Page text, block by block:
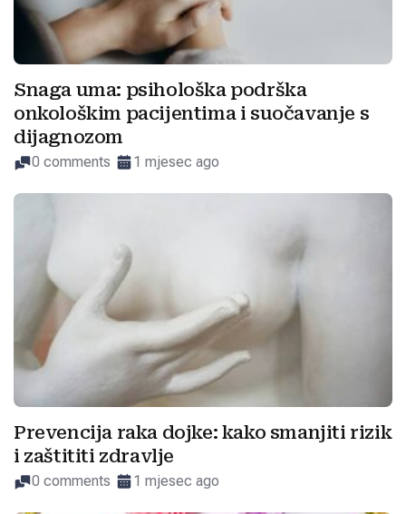
Snaga uma: psihološka podrška
onkološkim pacijentima i suočavanje s
dijagnozom
0 comments 1 mjesec ago
Prevencija raka dojke: kako smanjiti rizik
i zaštititi zdravlje
0 comments 1 mjesec ago